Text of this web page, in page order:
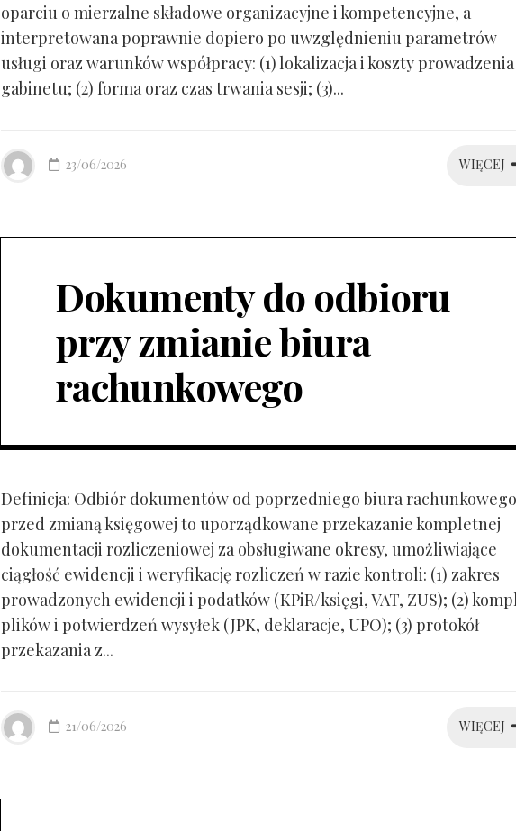
oparciu o mierzalne składowe organizacyjne i kompetencyjne, a
interpretowana poprawnie dopiero po uwzględnieniu parametrów
usługi oraz warunków współpracy: (1) lokalizacja i koszty prowadzenia
gabinetu; (2) forma oraz czas trwania sesji; (3)...
WIĘCEJ
23/06/2026
Dokumenty do odbioru
przy zmianie biura
rachunkowego
Definicja: Odbiór dokumentów od poprzedniego biura rachunkowego
przed zmianą księgowej to uporządkowane przekazanie kompletnej
dokumentacji rozliczeniowej za obsługiwane okresy, umożliwiające
ciągłość ewidencji i weryfikację rozliczeń w razie kontroli: (1) zakres
prowadzonych ewidencji i podatków (KPiR/księgi, VAT, ZUS); (2)
plików i potwierdzeń wysyłek (JPK, deklaracje, UPO); (3) protokół
przekazania z...
WIĘCEJ
21/06/2026